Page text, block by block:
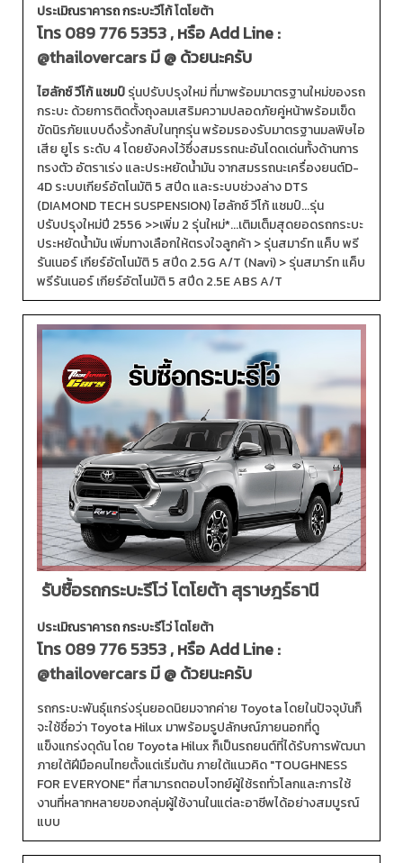
ประเมิณราคารถ กระบะวีโก้ โตโยต้า
โทร089 776 5353, หรือ Add Line :
@thailovercarsมี @ ด้วยนะครับ
ไฮลักซ์ วีโก้ แชมป์รุ่นปรับปรุงใหม่ ที่มาพร้อมมาตรฐานใหม่ของรถ
กระบะ ด้วยการติดตั้งถุงลมเสริมความปลอดภัยคู่หน้าพร้อมเข็ด
ขัดนิรภัยแบบดึงรั้งกลับในทุกรุ่น พร้อมรองรับมาตรฐานมลพิษไอ
เสีย ยูโร ระดับ 4 โดยยังคงไว้ซึ่งสมรรถนะอันโดดเด่นทั้งด้านการ
ทรงตัว อัตราเร่ง และประหยัดน้ำมัน จากสมรรถนะเครื่องยนต์D-
4D ระบบเกียร์อัตโนมัติ 5 สปีด และระบบช่วงล่าง DTS
(DIAMOND TECH SUSPENSION) ไฮลักซ์ วีโก้ แชมป์...รุ่น
ปรับปรุงใหม่ปี 2556 >>เพิ่ม 2 รุ่นใหม่*...เติมเต็มสุดยอดรถกระบะ
ประหยัดน้ำมัน เพิ่มทางเลือกให้ตรงใจลูกค้า > รุ่นสมาร์ท แค็บ พรี
รันเนอร์ เกียร์อัตโนมัติ 5 สปีด 2.5G A/T (Navi) > รุ่นสมาร์ท แค็บ
พรีรันเนอร์ เกียร์อัตโนมัติ 5 สปีด 2.5E ABS A/T
รับซื้อรถกระบะรีโว่ โตโยต้า สุราษฎร์ธานี
ประเมิณราคารถ กระบะรีโว่ โตโยต้า
โทร089 776 5353, หรือ Add Line :
@thailovercarsมี @ ด้วยนะครับ
รถกระบะพันธุ์แกร่งรุ่นยอดนิยมจากค่าย Toyota โดยในปัจจุบันก็
จะใช้ชื่อว่า Toyota Hilux มาพร้อมรูปลักษณ์ภายนอกที่ดู
แข็งแกร่งดุดัน โดย Toyota Hilux ก็เป็นรถยนต์ที่ได้รับการพัฒนา
ภายใต้ฝีมือคนไทยตั้งแต่เริ่มต้น ภายใต้แนวคิด "TOUGHNESS
FOR EVERYONE" ที่สามารถตอบโจทย์ผู้ใช้รถทั่วโลกและการใช้
งานที่หลากหลายของกลุ่มผู้ใช้งานในแต่ละอาชีพได้อย่างสมบูรณ์
แบบ